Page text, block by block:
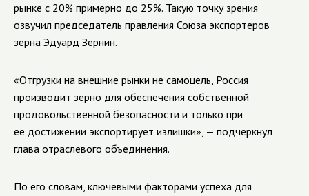
рынке с 20% примерно до 25%. Такую точку зрения
озвучил председатель правления Союза экспортеров
зерна Эдуард Зернин.
«Отгрузки на внешние рынки не самоцель, Россия
производит зерно для обеспечения собственной
продовольственной безопасности и только при
ее достижении экспортирует излишки», — подчеркнул
глава отраслевого объединения.
По его словам, ключевыми факторами успеха для